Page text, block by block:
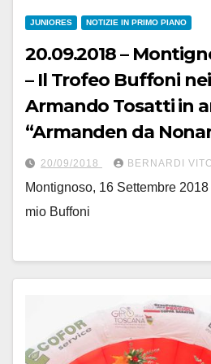
JUNIORES NOTIZIE IN PRIMO PIANO
20.09.2018 –
– Il Trofeo Buffoni
Armando Tosatti in
“Armanden da
20/09/2018 BERNARDI
Montignoso, 16 Settembre 2018
mio Buffoni